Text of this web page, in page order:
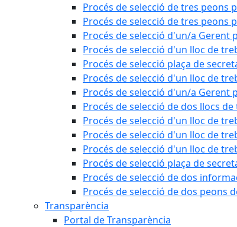
Procés de selecció de tres peons
Procés de selecció de tres peons
Procés de selecció d'un/a Gerent
Procés de selecció d'un lloc de
Procés de selecció plaça de
Procés de selecció d'un lloc de
Procés de selecció d'un/a Gerent
Procés de selecció de dos llocs
Procés de selecció d'un lloc de
Procés de selecció d'un lloc de
Procés de selecció d'un lloc de
Procés de selecció plaça de
Procés de selecció de dos
Procés de selecció de dos peons
Transparència
Portal de Transparència